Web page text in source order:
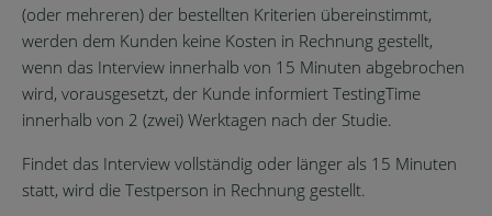
(oder mehreren) der bestellten Kriterien übereinstimmt,
werden dem Kunden keine Kosten in Rechnung gestellt,
wenn das Interview innerhalb von 15 Minuten abgebrochen
wird, vorausgesetzt, der Kunde informiert TestingTime
innerhalb von 2 (zwei) Werktagen nach der Studie.
Findet das Interview vollständig oder länger als 15 Minuten
statt, wird die Testperson in Rechnung gestellt.